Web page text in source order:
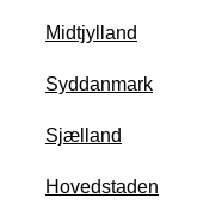
Midtjylland
Syddanmark
Sjælland
Hovedstaden